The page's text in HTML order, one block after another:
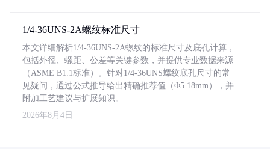
1/4-36UNS-2A螺纹标准尺寸
本文详细解析1/4-36UNS-2A螺纹的标准尺寸及底孔计算，
包括外径、螺距、公差等关键参数，并提供专业数据来源
（ASME B1.1标准）。针对1/4-36UNS螺纹底孔尺寸的常
见疑问，通过公式推导给出精确推荐值（Φ5.18mm），并
附加工艺建议与扩展知识。
2026年8月4日